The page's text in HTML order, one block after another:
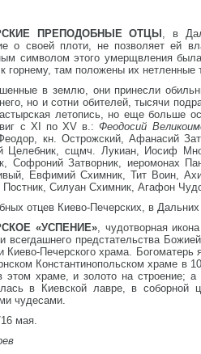
ПРЕПОДОБНЫЕ ОТЦЫ , в
о своей плоти, не позволяет ей
символом этого умерщвления
горнему, там положены их
в землю, они принесли
но и сотни обителей, тысячи
летопись, но еще больше
с XI по XV в.:Феодосий
кн. Острожский, Афанасий
Целебник, сщмч. Лукиан, Иосиф
Софроний Затворник, иеромонах
Евфимий Схимник, Тит Воин,
Постник, Силуан Схимник, Агафон
отцев Киево-Печерских, в
«УСПЕНИЕ», чудотворная
и всегдашнего предстательства
Киево-Печерского храма.
Константинопольском храме
этом храме, и золото на строение;
в Киевской лавре, в соборной
чудесами.
мая.